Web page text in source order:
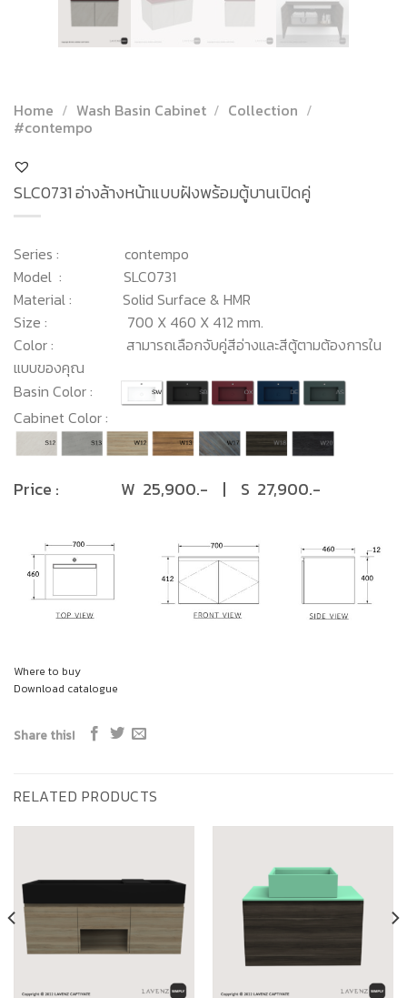
Home / Wash Basin Cabinet / Collection /
#contempo
SLC0731 อ่างล้างหน้าแบบฝังพร้อมตู้บานเปิดคู่
Series : contempo
Model : SLC0731
Material : Solid Surface & HMR
Size : 700 X 460 X 412 mm.
Color : สามารถเลือกจับคู่สีอ่างและสีตู้ตามต้องการใน
แบบของคุณ
Basin Color :
Cabinet Color :
Price : W 25,900.- | S 27,900.-
Where to buy
Download catalogue
Share this!
RELATED PRODUCTS